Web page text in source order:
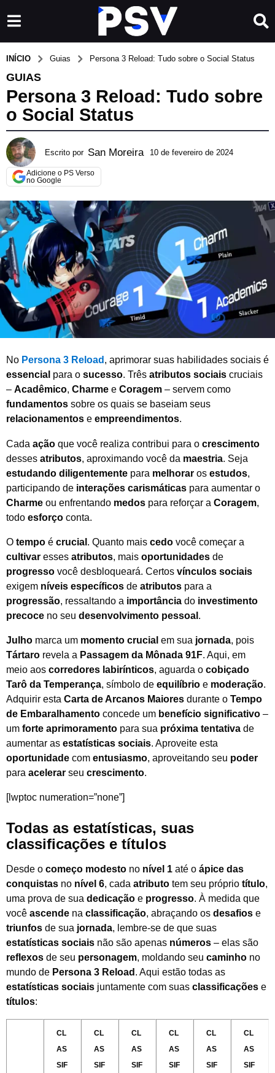
INÍCIO Guias Persona 3 Reload: Tudo sobre o Social Status
GUIAS
Persona 3 Reload: Tudo sobre
o Social Status
Escrito por San Moreira 10 de fevereiro de 2024
m
d
0
2
Adicione o PS Verso
no Google
No Persona 3 Reload , aprimorar suas habilidades sociais é
essencial para o sucesso. Três atributos sociais cruciais
– Acadêmico, Charme e Coragem – servem como
fundamentos sobre os quais se baseiam seus
relacionamentos e empreendimentos.
Cada ação que você realiza contribui para o crescimento
desses atributos, aproximando você da maestria. Seja
estudando diligentemente para melhorar os estudos,
participando de interações carismáticas para aumentar o
Charme ou enfrentando medos para reforçar a Coragem,
todo esforço conta.
O tempo é crucial . Quanto mais cedo você começar a
cultivar esses atributos, mais oportunidades de
progresso você desbloqueará. Certos vínculos sociais
exigem níveis específicos de atributos para a
progressão, ressaltando a importância do investimento
precoce no seu desenvolvimento pessoal .
Julho marca um momento crucial em sua jornada, pois
Tártaro revela a Passagem da Mônada 91F. Aqui, em
meio aos corredores labirínticos, aguarda o cobiçado
Tarô da Temperança, símbolo de equilíbrio e moderação.
Adquirir esta Carta de Arcanos Maiores durante o Tempo
de Embaralhamento concede um benefício significativo –
um forte aprimoramento para sua próxima tentativa de
aumentar as estatísticas sociais. Aproveite esta
oportunidade com entusiasmo, aproveitando seu poder
para acelerar seu crescimento.
[lwptoc numeration=”none”]
Todas as estatísticas, suas
classificações e títulos
Desde o começo modesto no nível 1 até o ápice das
conquistas no nível 6, cada atributo tem seu próprio título,
uma prova de sua dedicação e progresso. À medida que
você ascende na classificação, abraçando os desafios e
triunfos de sua jornada, lembre-se de que suas
estatísticas sociais não são apenas números – elas são
reflexos de seu personagem, moldando seu caminho no
mundo de Persona 3 Reload . Aqui estão todas as
estatísticas sociais juntamente com suas classificações e
títulos:
CL
AS
SIF
CL
AS
SIF
CL
AS
SIF
CL
AS
SIF
CL
AS
SIF
CL
AS
SIF